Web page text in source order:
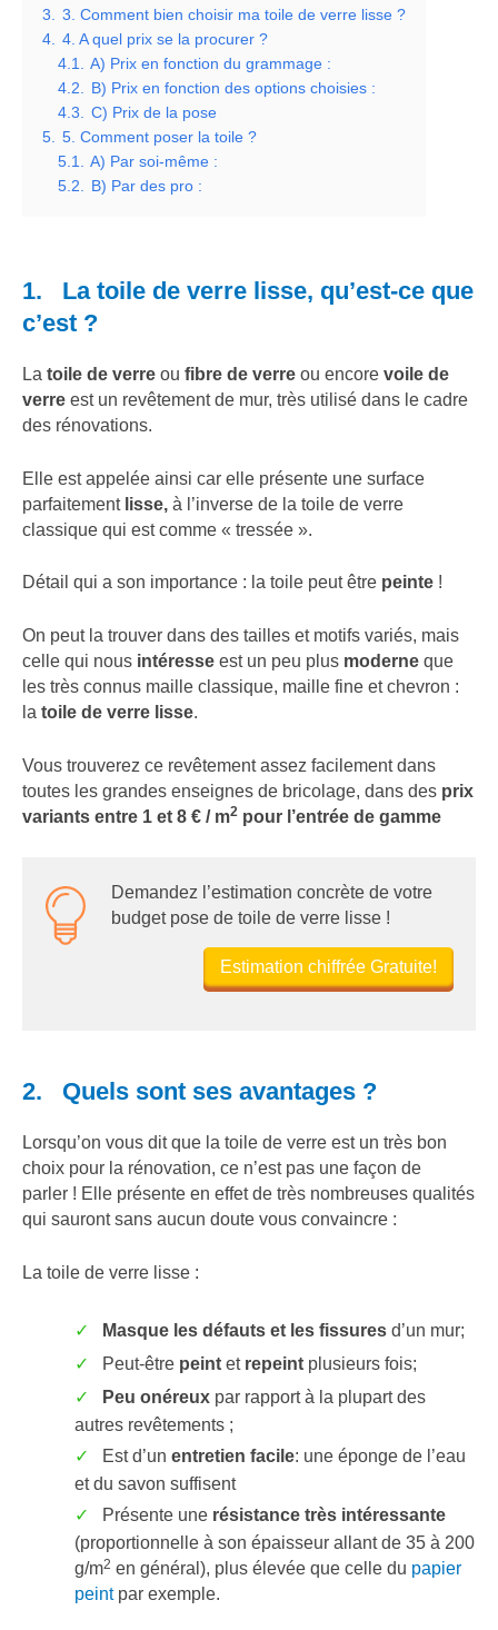
3.
3. Comment bien choisir ma toile de verre lisse ?
4.
4. A quel prix se la procurer ?
4.1.
A) Prix en fonction du grammage :
4.2.
B) Prix en fonction des options choisies :
4.3.
C) Prix de la pose
5.
5. Comment poser la toile ?
5.1.
A) Par soi-même :
5.2.
B) Par des pro :
1. La toile de verre lisse, qu’est-ce que
c’est ?
La toile de verre ou fibre de verre ou encore voile de
verre est un revêtement de mur, très utilisé dans le cadre
des rénovations.
Elle est appelée ainsi car elle présente une surface
parfaitement lisse, à l’inverse de la toile de verre
classique qui est comme « tressée ».
Détail qui a son importance : la toile peut être peinte !
On peut la trouver dans des tailles et motifs variés, mais
celle qui nous intéresse est un peu plus moderne que
les très connus maille classique, maille fine et chevron :
la toile de verre lisse.
Vous trouverez ce revêtement assez facilement dans
toutes les grandes enseignes de bricolage, dans des prix
variants entre 1 et 8 € / m2 pour l’entrée de gamme
Demandez l’estimation concrète de votre
budget pose de toile de verre lisse !
Estimation chiffrée Gratuite!
2. Quels sont ses avantages ?
Lorsqu’on vous dit que la toile de verre est un très bon
choix pour la rénovation, ce n’est pas une façon de
parler ! Elle présente en effet de très nombreuses qualités
qui sauront sans aucun doute vous convaincre :
La toile de verre lisse :
Masque les défauts et les fissuresd’un mur;
Peut-être peintet repeintplusieurs fois;
Peu onéreuxpar rapport à la plupart des
autres revêtements ;
Est d’un entretien facile: une éponge de l’eau
et du savon suffisent
Présente une résistance très intéressante
(proportionnelle à son épaisseur allant de 35 à 200
g/m2 en général), plus élevée que celle du papier
peintpar exemple.